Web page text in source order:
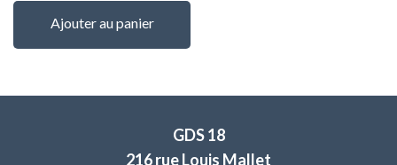
Ajouter au panier
GDS 18
216 rue Louis Mallet